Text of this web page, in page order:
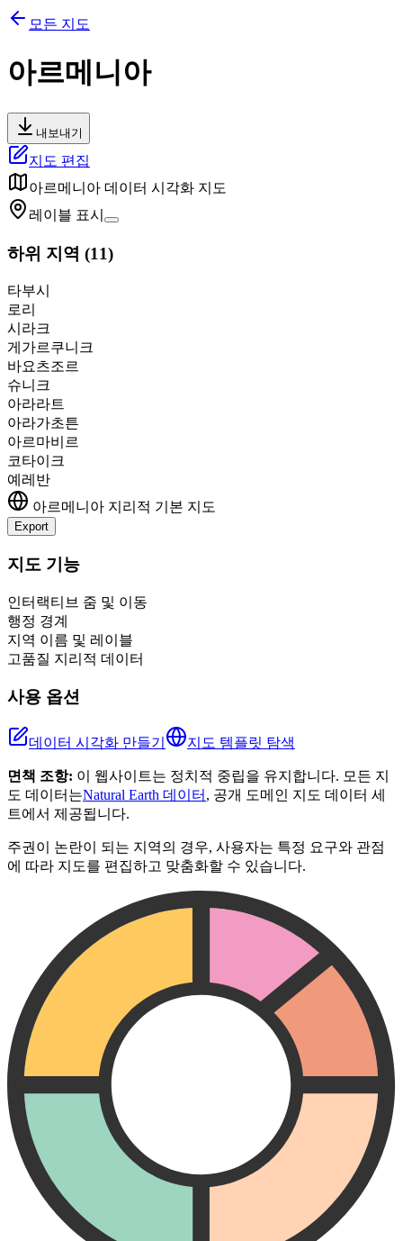
모든 지도
아르메니아
내보내기
지도 편집
아르메니아 데이터 시각화 지도
레이블 표시
하위 지역 (11)
타부시
로리
시라크
게가르쿠니크
바요츠조르
슈니크
아라라트
아라가초튼
아르마비르
코타이크
예레반
아르메니아 지리적 기본 지도
Export
+
지도 기능
인터랙티브 줌 및 이동
행정 경계
지역 이름 및 레이블
고품질 지리적 데이터
사용 옵션
데이터 시각화 만들기 지도 템플릿 탐색
면책 조항: 이 웹사이트는 정치적 중립을 유지합니다. 모든 지
도 데이터는Natural Earth 데이터 , 공개 도메인 지도 데이터 세
트에서 제공됩니다.
주권이 논란이 되는 지역의 경우, 사용자는 특정 요구와 관점
에 따라 지도를 편집하고 맞춤화할 수 있습니다.